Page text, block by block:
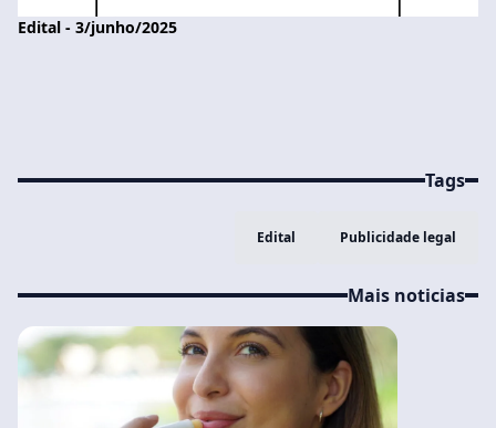
Edital - 3/junho/2025
Tags
Edital Publicidade legal
Mais noticias